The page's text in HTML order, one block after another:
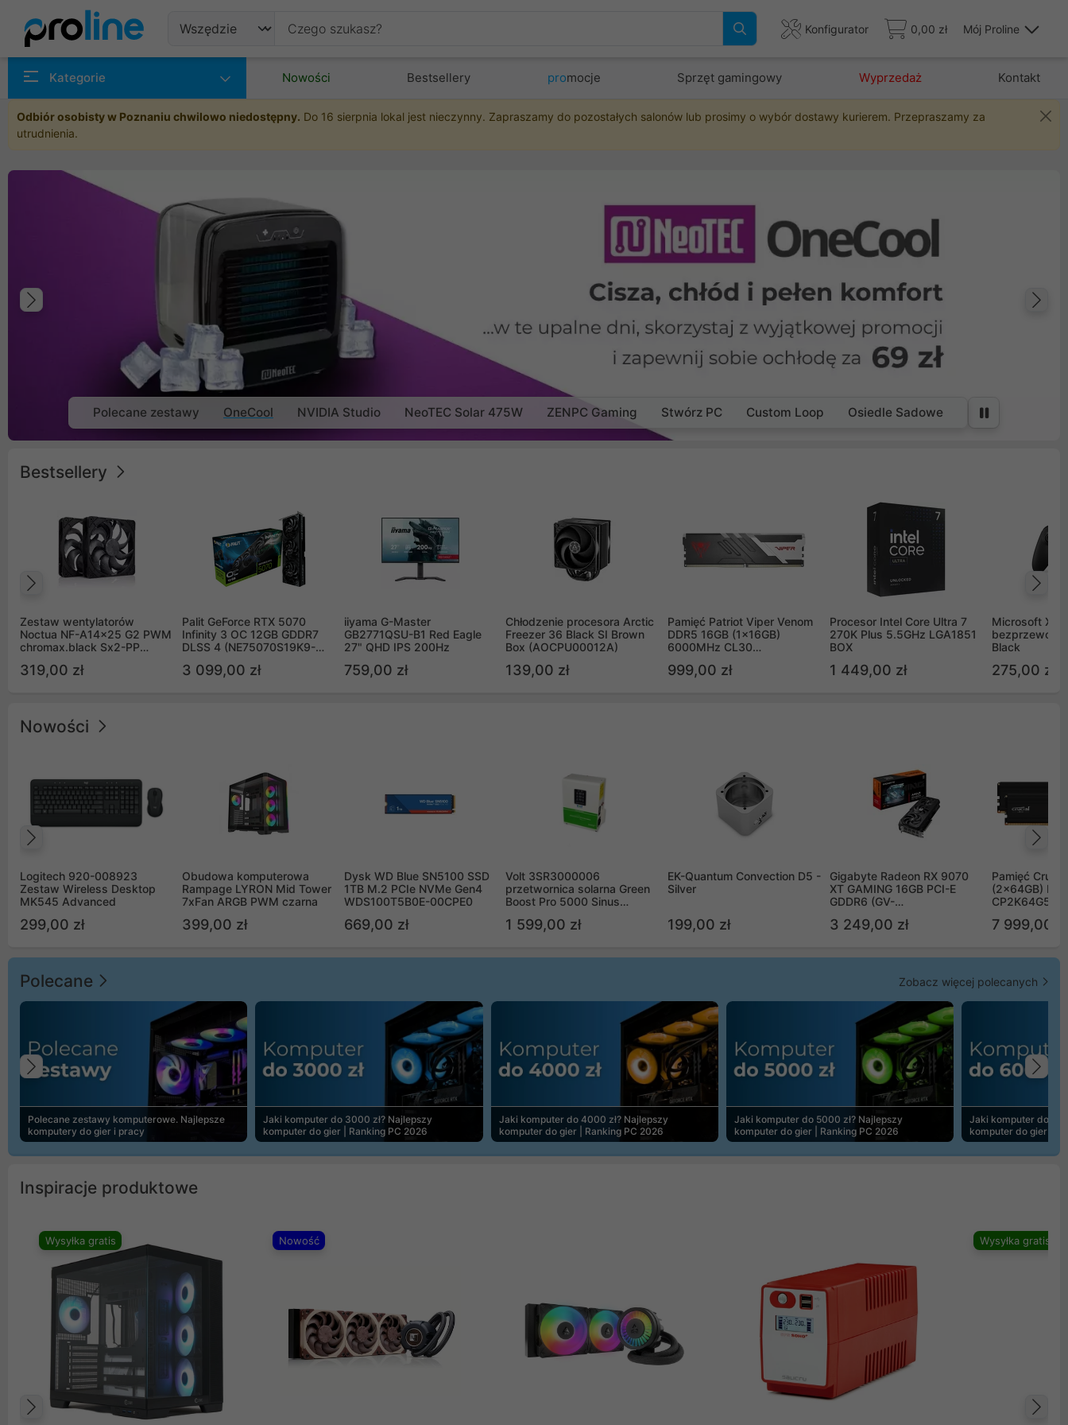
Konfigurator 0,00 zł Mój Proline
Kategorie Nowości Bestsellery promocje Sprzęt gamingowy Wyprzedaż Kontakt
Odbiór osobisty w Poznaniu chwilowo niedostępny. Do 16 sierpnia lokal jest nieczynny. Zapraszamy do pozostałych salonów lub prosimy o wybór dostawy kurierem. Przepraszamy za
utrudnienia.
Poprzedni
Polecane zestawy OneCool NVIDIA Studio NeoTEC Solar 475W ZENPC Gaming Stwórz PC Custom Loop Osiedle Sadowe
Bestsellery
Zestaw wentylatorów
Noctua NF-A14x25 G2 PWM
chromax.black Sx2-PP
(2szt)
319,00 zł
Palit GeForce RTX 5070
Infinity 3 OC 12GB GDDR7
DLSS 4 (NE75070S19K9-
3 099,00 zł
iiyama G-Master
GB2771QSU-B1 Red Eagle
27" QHD IPS 200Hz
759,00 zł
Chłodzenie procesora Arctic
Freezer 36 Black SI Brown
Box (AOCPU00012A)
139,00 zł
Pamięć Patriot Viper Venom
DDR5 16GB (1x16GB)
6000MHz CL30
999,00 zł
Procesor Intel Core Ultra 7
270K Plus 5.5GHz LGA1851
BOX
1 449,00 zł
Microsoft
Black
275,00 zł
Nowości
Logitech 920-008923
Zestaw Wireless Desktop
MK545 Advanced
299,00 zł
Obudowa komputerowa
Rampage LYRON Mid Tower
7xFan ARGB PWM czarna
399,00 zł
Dysk WD Blue SN5100 SSD
1TB M.2 PCIe NVMe Gen4
WDS100T5B0E-00CPE0
669,00 zł
Volt 3SR3000006
przetwornica solarna Green
Boost Pro 5000 Sinus
1 599,00 zł
EK-Quantum Convection D5 -
Silver
199,00 zł
Gigabyte Radeon RX 9070
XT GAMING 16GB PCI-E
GDDR6 (GV-
3 249,00 zł
Pamięć
(2x64GB)
7 999,00 zł
Polecane Zobacz więcej polecanych
Polecane zestawy komputerowe. Najlepsze
komputery do gier i pracy
Jaki komputer do 3000 zł? Najlepszy
komputer do gier | Ranking PC 2026
Jaki komputer do 4000 zł? Najlepszy
komputer do gier | Ranking PC 2026
Jaki komputer do 5000 zł? Najlepszy
komputer do gier | Ranking PC 2026
Jaki komputer do
komputer do gier |
Poprzedni
Inspiracje produktowe
Wysyłka gratis Nowość Wysyłka gratis